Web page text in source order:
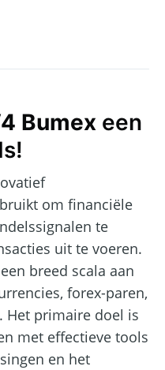
Bumex een
om financiële
te
uit te voeren.
breed scala aan
forex-paren,
Het primaire doel is
met effectieve tools
en het